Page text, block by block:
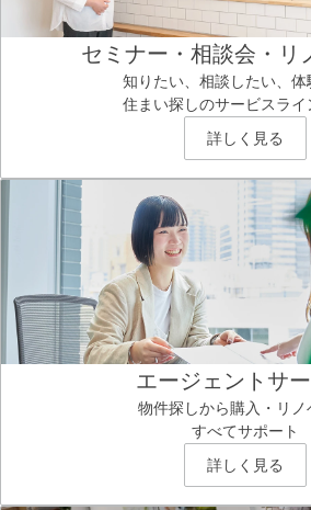
セミナー・相談会・リ
知りたい、相談したい、体
住まい探しのサービスライ
詳しく見る
エージェントサ
物件探しから購入・リノ
すべてサポート
詳しく見る